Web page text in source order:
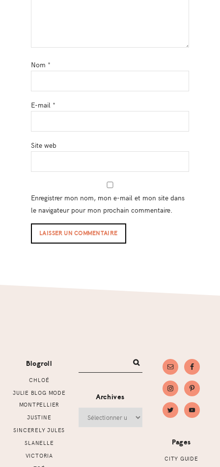
Nom *
E-mail *
Site web
Enregistrer mon nom, mon e-mail et mon site dans
le navigateur pour mon prochain commentaire.
Blogroll
CHLOÉ
JULIE BLOG MODE
MONTPELLIER
JUSTINE
SINCERELY JULES
SLANELLE
VICTORIA
Archives
Pages
CITY GUIDE